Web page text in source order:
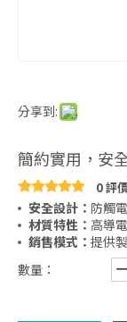
分享到:
簡約實用，安
0 評
安全設計： 防觸
材質特性： 高導
銷售模式： 提供
數量：